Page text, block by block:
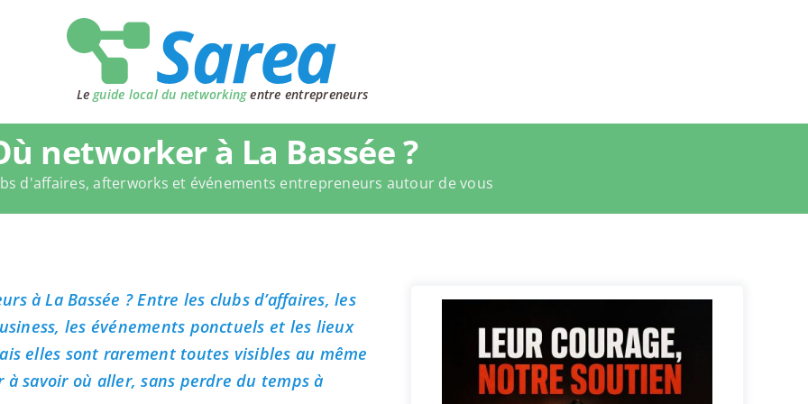
Le guide local du networkingentre entrepreneurs
networker à La Bassée ?
d'affaires, afterworks et événements entrepreneurs autour de vous
à La Bassée ? Entre les clubs d’affaires, les
les événements ponctuels et les lieux
elles sont rarement toutes visibles au même
savoir où aller, sans perdre du temps à